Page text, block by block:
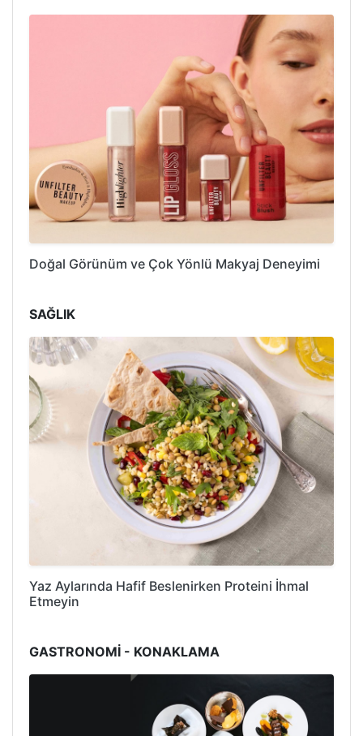
Doğal Görünüm ve Çok Yönlü Makyaj Deneyimi
SAĞLIK
Yaz Aylarında Hafif Beslenirken Proteini İhmal
Etmeyin
GASTRONOMİ - KONAKLAMA